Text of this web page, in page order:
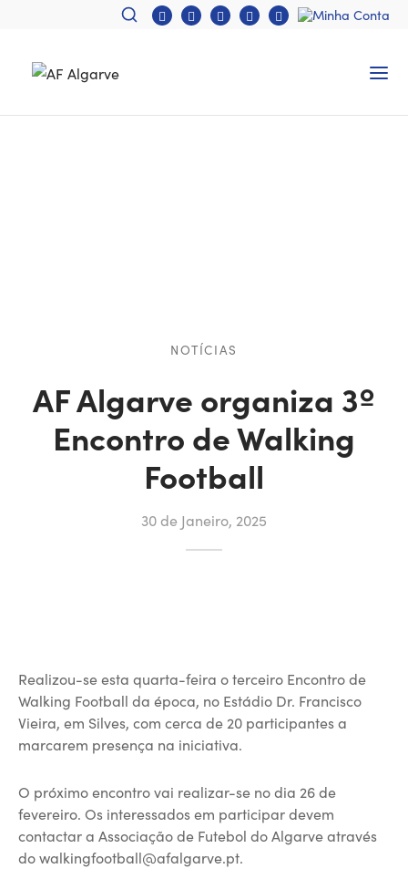
NOTÍCIAS
AF Algarve organiza 3º
Encontro de Walking
Football
30 de Janeiro, 2025
Realizou-se esta quarta-feira o terceiro Encontro de
Walking Football da época, no Estádio Dr. Francisco
Vieira, em Silves, com cerca de 20 participantes a
marcarem presença na iniciativa.
O próximo encontro vai realizar-se no dia 26 de
fevereiro. Os interessados em participar devem
contactar a Associação de Futebol do Algarve através
do walkingfootball@afalgarve.pt.